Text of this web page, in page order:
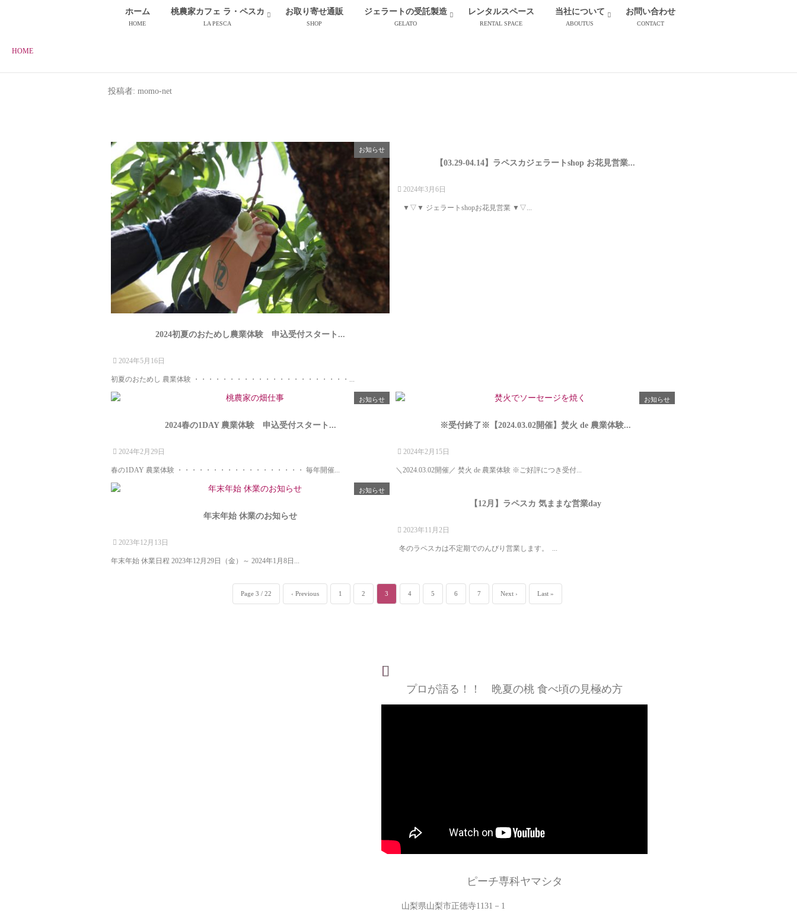
ホーム
HOME
桃農家カフェ ラ・ペスカ
LA PESCA
お取り寄せ通販
SHOP
ジェラートの受託製造
GELATO
レンタルスペース
RENTAL SPACE
当社について
ABOUTUS
お問い合わせ
CONTACT
HOME
投稿者: momo-net
お知らせ
2024初夏のおためし農業体験 申込受付スタート...
2024年5月16日
初夏のおためし 農業体験 ・・・・・・・・・・・・・・・・・・・・・・...
【03.29-04.14】ラペスカジェラートshop お花見営業...
2024年3月6日
▼▽▼ ジェラートshopお花見営業 ▼▽...
お知らせ
2024春の1DAY 農業体験 申込受付スタート...
2024年2月29日
春の1DAY 農業体験 ・・・・・・・・・・・・・・・・・・ 毎年開催...
お知らせ
※受付終了※【2024.03.02開催】焚火 de 農業体験...
2024年2月15日
＼2024.03.02開催／ 焚火 de 農業体験 ※ご好評につき受付...
お知らせ
年末年始 休業のお知らせ
2023年12月13日
年末年始 休業日程 2023年12月29日（金）～ 2024年1月8日...
【12月】ラペスカ 気ままな営業day
2023年11月2日
冬のラペスカは不定期でのんびり営業します。 ...
Page 3 / 22 ‹ Previous 1 2 3 4 5 6 7 Next › Last »
プロが語る！！ 晩夏の桃 食べ頃の見極め方
ピーチ専科ヤマシタ
山梨県山梨市正徳寺1131－1